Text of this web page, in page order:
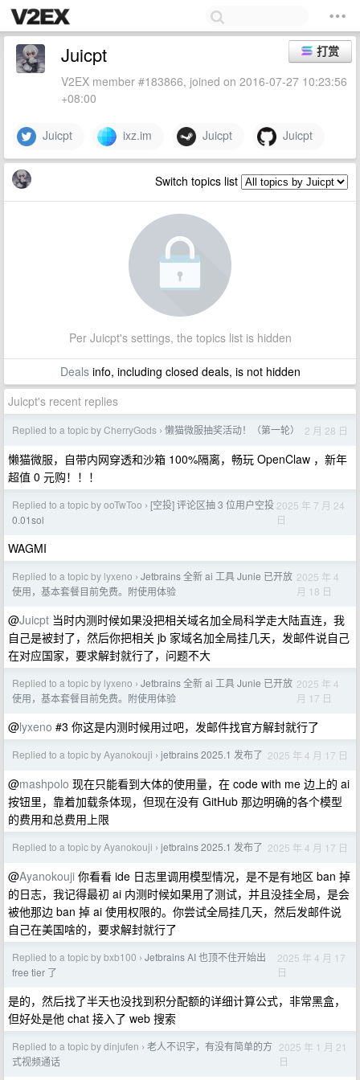
打赏
Juicpt
V2EX member #183866, joined on 2016-07-27 10:23:56
+08:00
Juicpt ixz.im Juicpt Juicpt
Switch topics list
Per Juicpt's settings, the topics list is hidden
Dealsinfo, including closed deals, is not hidden
Juicpt's recent replies
Replied to a topic by CherryGods › 懒猫微服抽奖活动！（第一轮） 2 月 28 日
懒猫微服，自带内网穿透和沙箱 100%隔离，畅玩 OpenClaw ，新年
超值 0 元购！！！
Replied to a topic by ooTwToo › [空投] 评论区抽 3 位用户空投
0.01sol
2025 年 7 月 24
日
WAGMI
Replied to a topic by lyxeno › Jetbrains 全新 ai 工具 Junie 已开放
使用，基本套餐目前免费。附使用体验
2025 年 4
月 18 日
@Juicpt 当时内测时候如果没把相关域名加全局科学走大陆直连，我
自己是被封了，然后你把相关 jb 家域名加全局挂几天，发邮件说自己
在对应国家，要求解封就行了，问题不大
Replied to a topic by lyxeno › Jetbrains 全新 ai 工具 Junie 已开放
使用，基本套餐目前免费。附使用体验
2025 年 4
月 17 日
@lyxeno #3 你这是内测时候用过吧，发邮件找官方解封就行了
Replied to a topic by Ayanokouji › jetbrains 2025.1 发布了 2025 年 4 月 17 日
@mashpolo 现在只能看到大体的使用量，在 code with me 边上的 ai
按钮里，靠着加载条体现，但现在没有 GitHub 那边明确的各个模型
的费用和总费用上限
Replied to a topic by Ayanokouji › jetbrains 2025.1 发布了 2025 年 4 月 17 日
@Ayanokouji 你看看 ide 日志里调用模型情况，是不是有地区 ban 掉
的日志，我记得最初 ai 内测时候如果用了测试，并且没挂全局，是会
被他那边 ban 掉 ai 使用权限的。你尝试全局挂几天，然后发邮件说
自己在美国啥的，要求解封就行了
Replied to a topic by bxb100 › Jetbrains AI 也顶不住开始出
free tier 了
2025 年 4 月 17
日
是的，然后找了半天也没找到积分配额的详细计算公式，非常黑盒，
但好处是他 chat 接入了 web 搜索
Replied to a topic by dinjufen › 老人不识字，有没有简单的方
式视频通话
2025 年 1 月 21
日